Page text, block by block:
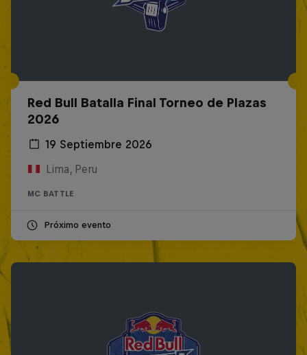
Red Bull Batalla Final Torneo de Plazas
2026
19 Septiembre 2026
Lima, Peru
MC BATTLE
Próximo evento